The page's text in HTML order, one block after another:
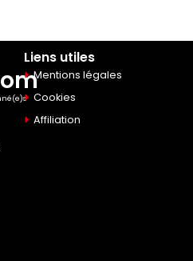
Liens utiles
Mentions légales
Cookies
Affiliation